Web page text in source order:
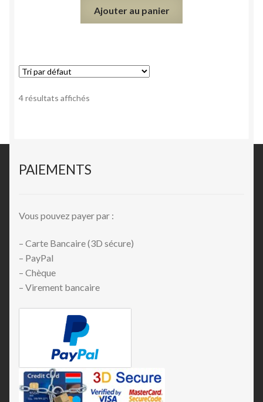
Ajouter au panier
4 résultats affichés
PAIEMENTS
Vous pouvez payer par :
– Carte Bancaire (3D sécure)
– PayPal
– Chèque
– Virement bancaire